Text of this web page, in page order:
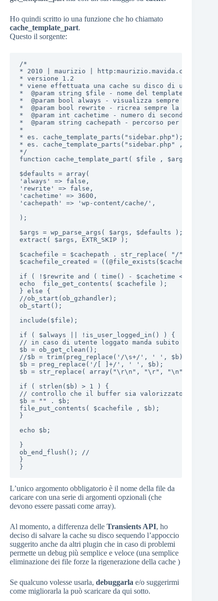
Ho quindi scritto io una funzione che ho chiamato
cache_template_part.
Questo il sorgente:
/*
* 2010 | maurizio | http:maurizio.mavida.com
* versione 1.2
* viene effettuata una cache su disco di una
*  @param string $file - nome del template da
*  @param bool always - visualizza sempre la
*  @param bool rewrite - ricrea sempre la cache
*  @param int cachetime - numero di secondi
*  @param string cachepath - percorso per il
*
* es. cache_template_parts("sidebar.php");
* es. cache_template_parts("sidebar.php" , array(
*/
function cache_template_part( $file , $args =
$defaults = array(
'always' => false,
'rewrite' => false,
'cachetime' => 3600,
'cachepath' => 'wp-content/cache/',
);
$args = wp_parse_args( $args, $defaults );
extract( $args, EXTR_SKIP );
$cachefile = $cachepath . str_replace( "/", "-",
$cachefile_created = ((@file_exists($cachefile))
if ( !$rewrite and ( time() - $cachetime <
echo  file_get_contents( $cachefile );
} else {
//ob_start(ob_gzhandler);
ob_start();
include($file);
if ( $always || !is_user_logged_in() ) {
// in caso di utente loggato manda subito l'output
$b = ob_get_clean();
//$b = trim(preg_replace('/\s+/', ' ', $b));
$b = preg_replace('/[ ]+/', ' ', $b);
$b = str_replace( array("\r\n", "\r", "\n", "\t"
if ( strlen($b) > 1 ) {
// controllo che il buffer sia valorizzato
$b = "" . $b;
file_put_contents( $cachefile , $b);
}
echo $b;
}
ob_end_flush(); //
}
}
L’unico argomento obbligatorio è il nome della file da
caricare con una serie di argomenti opzionali (che
devono essere passati come array).
Al momento, a differenza delle Transients API, ho
deciso di salvare la cache su disco sequendo l’appoccio
suggerito anche da altri plugin che in caso di problemi
permette un debug più semplice e veloce (una semplice
eliminazione dei file forze la rigenerazione della cache )
Se qualcuno volesse usarla, debuggarla e/o suggerirmi
come migliorarla la può scaricare da qui sotto.